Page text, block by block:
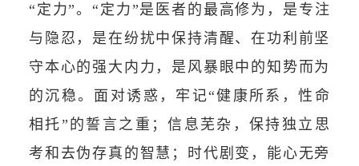
“定力”。“定力”是医者的最高修为，是专注
与隐忍，是在纷扰中保持清醒、在功利前坚
守本心的强大内力，是风暴眼中的知势而为
的沉稳。面对诱惑，牢记“健康所系，性命
相托”的誓言之重；信息芜杂，保持独立思
考和去伪存真的智慧；时代剧变，能心无旁